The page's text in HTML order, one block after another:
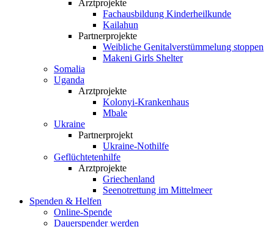
Arztprojekte
Fachausbildung Kinderheilkunde
Kailahun
Partnerprojekte
Weibliche Genital­verstümmelung stoppen
Makeni Girls Shelter
Somalia
Uganda
Arztprojekte
Kolonyi-Krankenhaus
Mbale
Ukraine
Partnerprojekt
Ukraine-Nothilfe
Geflüchtetenhilfe
Arztprojekte
Griechenland
Seenotrettung im Mittelmeer
Spenden & Helfen
Online-Spende
Dauerspender werden